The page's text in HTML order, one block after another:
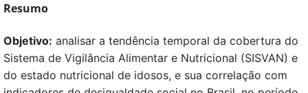
Resumo
Objetivo: analisar a tendência temporal da cobertura do
Sistema de Vigilância Alimentar e Nutricional (SISVAN) e
do estado nutricional de idosos, e sua correlação com